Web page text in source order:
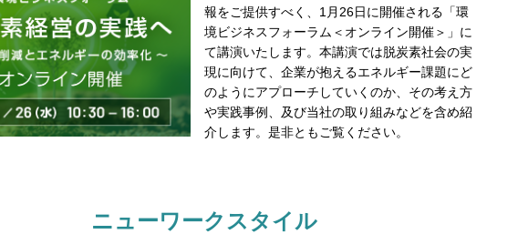
報をご提供すべく、1月26日に開催される「環
境ビジネスフォーラム＜オンライン開催＞」に
て講演いたします。本講演では脱炭素社会の実
現に向けて、企業が抱えるエネルギー課題にど
のようにアプローチしていくのか、その考え方
や実践事例、及び当社の取り組みなどを含め紹
介します。是非ともご覧ください。
ニューワークスタイル